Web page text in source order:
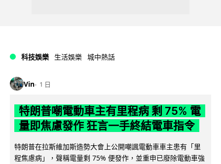
科技娛樂 生活娛樂 城中熱話
Vin 1 日
特朗普嘲電動車主有里程病 剩 75% 電
量即焦慮發作 狂言一手終結電車指令
特朗普在拉斯維加斯造勢大會上公開嘲諷電動車車主患有「里
程焦慮病」，聲稱電量剩 75% 便發作，並重申已廢除電動車強